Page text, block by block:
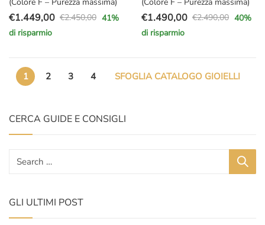
€2.450,00
Il
prezzo
era:
€2.450,00.
€1.449,00
Il
prezzo
€1.449,00.
41%
di risparmio
€2.490,00
Il
prezzo
€2.490,00.
€1.490,00
Il
prezzo
€1.490,00.
40%
di risparmio
1 2 3 4 SFOGLIA CATALOGO GIOIELLI
CERCA GUIDE E CONSIGLI
GLI ULTIMI POST